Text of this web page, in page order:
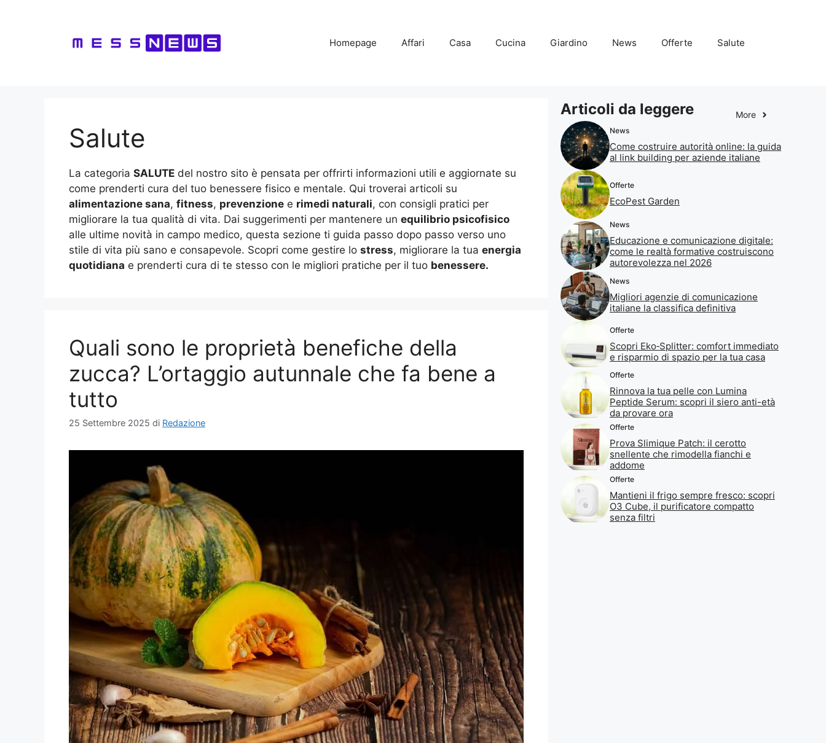
Homepage Affari Casa Cucina Giardino News Offerte Salute
Salute
La categoria SALUTE del nostro sito è pensata per offrirti informazioni utili e aggiornate su
come prenderti cura del tuo benessere fisico e mentale. Qui troverai articoli su
alimentazione sana, fitness, prevenzione e rimedi naturali, con consigli pratici per
migliorare la tua qualità di vita. Dai suggerimenti per mantenere un equilibrio psicofisico
alle ultime novità in campo medico, questa sezione ti guida passo dopo passo verso uno
stile di vita più sano e consapevole. Scopri come gestire lo stress, migliorare la tua energia
quotidiana e prenderti cura di te stesso con le migliori pratiche per il tuo benessere.
Quali sono le proprietà benefiche della
zucca? L’ortaggio autunnale che fa bene a
tutto
25 Settembre 2025 di Redazione
Articoli da leggere More
News
Come costruire autorità online: la guida
al link building per aziende italiane
Offerte
EcoPest Garden
News
Educazione e comunicazione digitale:
come le realtà formative costruiscono
autorevolezza nel 2026
News
Migliori agenzie di comunicazione
italiane la classifica definitiva
Offerte
Scopri Eko‑Splitter: comfort immediato
e risparmio di spazio per la tua casa
Offerte
Rinnova la tua pelle con Lumina
Peptide Serum: scopri il siero anti-età
da provare ora
Offerte
Prova Slimique Patch: il cerotto
snellente che rimodella fianchi e
addome
Offerte
Mantieni il frigo sempre fresco: scopri
O3 Cube, il purificatore compatto
senza filtri